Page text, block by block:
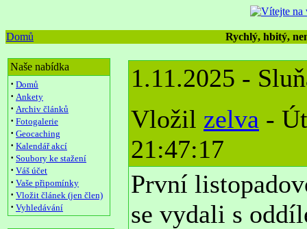
Domů Rychlý, hbitý,
Naše nabídka
· Domů
· Ankety
· Archiv článků
· Fotogalerie
· Geocaching
· Kalendář akcí
· Soubory ke stažení
· Váš účet
· Vaše připomínky
· Vložit článek (jen člen)
· Vyhledávání
1.11.2025 -
Vložil zelva -
21:47:17
První
se vydali s